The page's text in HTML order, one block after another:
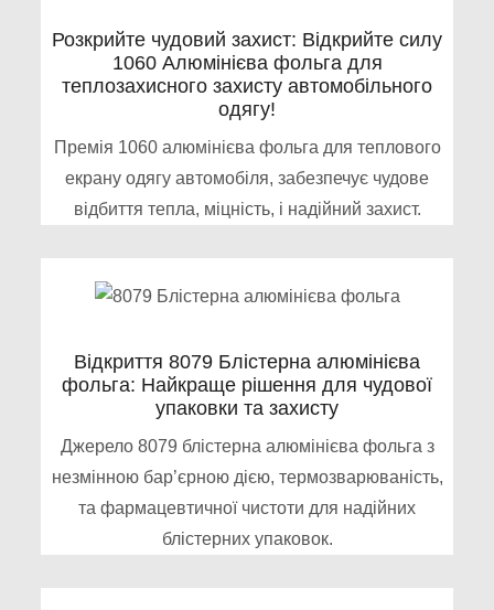
Розкрийте чудовий захист: Відкрийте силу
1060 Алюмінієва фольга для
теплозахисного захисту автомобільного
одягу!
Премія 1060 алюмінієва фольга для теплового
екрану одягу автомобіля, забезпечує чудове
відбиття тепла, міцність, і надійний захист.
Відкриття 8079 Блістерна алюмінієва
фольга: Найкраще рішення для чудової
упаковки та захисту
Джерело 8079 блістерна алюмінієва фольга з
незмінною бар’єрною дією, термозварюваність,
та фармацевтичної чистоти для надійних
блістерних упаковок.